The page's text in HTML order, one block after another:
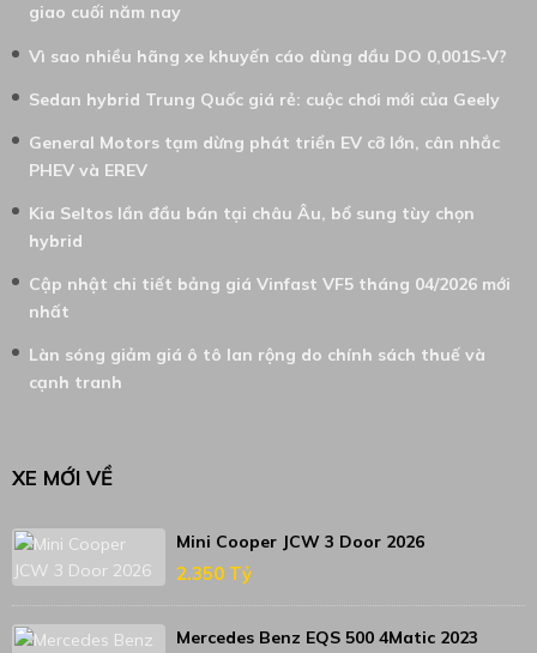
giao cuối năm nay
Vì sao nhiều hãng xe khuyến cáo dùng dầu DO 0,001S-V?
Sedan hybrid Trung Quốc giá rẻ: cuộc chơi mới của Geely
General Motors tạm dừng phát triển EV cỡ lớn, cân nhắc
PHEV và EREV
Kia Seltos lần đầu bán tại châu Âu, bổ sung tùy chọn
hybrid
Cập nhật chi tiết bảng giá Vinfast VF5 tháng 04/2026 mới
nhất
Làn sóng giảm giá ô tô lan rộng do chính sách thuế và
cạnh tranh
XE MỚI VỀ
Mini Cooper JCW 3 Door 2026
2.350 Tỷ
Mercedes Benz EQS 500 4Matic 2023